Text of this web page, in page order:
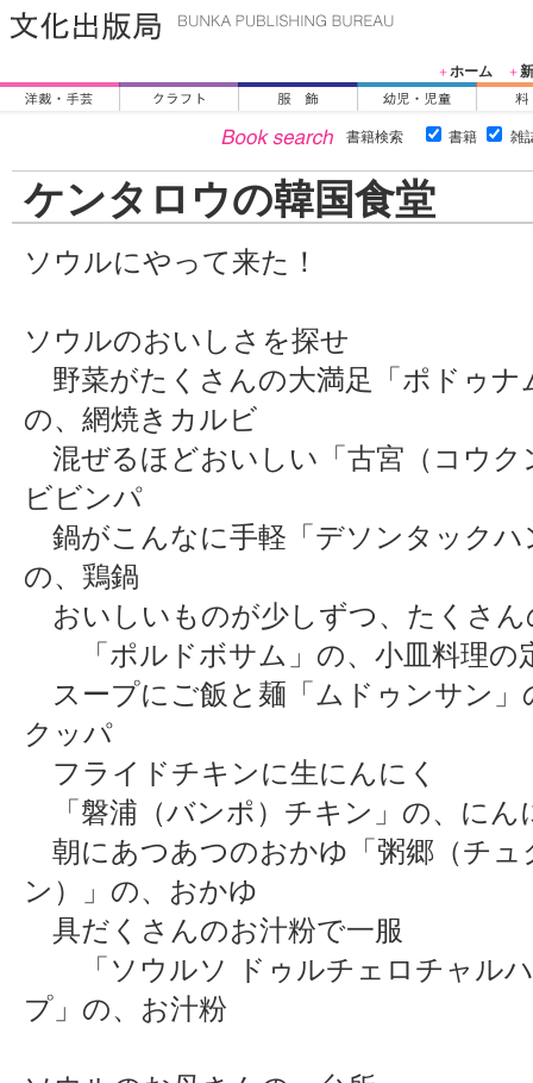
＋ホーム ＋
書籍検索 書籍 雑
ケンタロウの韓国食堂
ソウルにやって来た！
ソウルのおいしさを探せ
野菜がたくさんの大満足「ポドゥナ
の、網焼きカルビ
混ぜるほどおいしい「古宮（コウク
ビビンパ
鍋がこんなに手軽「デソンタックハ
の、鶏鍋
おいしいものが少しずつ、たくさん
「ポルドボサム」の、小皿料理の
スープにご飯と麺「ムドゥンサン」
クッパ
フライドチキンに生にんにく
「磐浦（バンポ）チキン」の、にん
朝にあつあつのおかゆ「粥郷（チュ
ン）」の、おかゆ
具だくさんのお汁粉で一服
「ソウルソ ドゥルチェロチャル
プ」の、お汁粉